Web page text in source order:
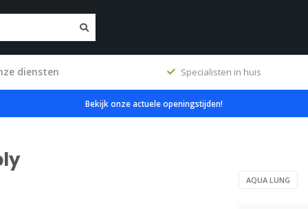
diensten Specialisten in huis
Bekijk onze actuele openingstijden!
AQUA LUNG